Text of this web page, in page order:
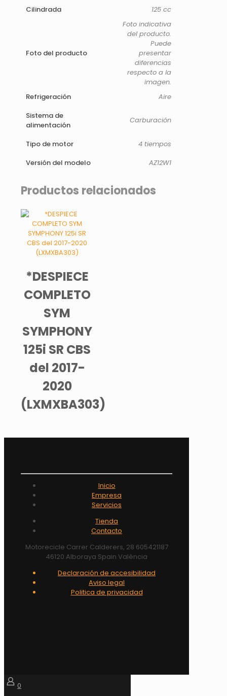
Cilindrada
125 cc
Foto del producto
Foto indicativa
del producto.
Puede
presentar
diferencias
respecto a la
imagen.
Refrigeración
Aire
Sistema de
alimentación
Carburación
Tipo de motor
4 tiempos
Versión del modelo
AZ12W1
Productos relacionados
*DESPIECE
COMPLETO
SYM
SYMPHONY
125i SR CBS
del 2017-
2020
(LXMXBA303)
Inicio
Empresa
Servicios
Tienda
Contacto
Motorecicle Carrer Calderers, 28 605421187
46120 Alboraya Spain València
Declaración de accesibilidad
Aviso legal
Politica de privacidad
0